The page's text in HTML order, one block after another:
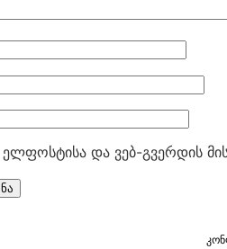
ელფოსტისა და ვებ-გვერდის